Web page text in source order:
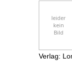
Verlag: